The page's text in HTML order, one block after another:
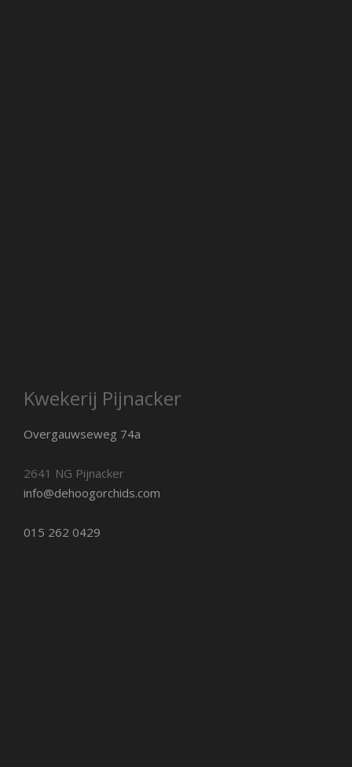
Kwekerij Pijnacker
Overgauwseweg 74a
2641 NG Pijnacker
info@dehoogorchids.com
015 262 0429